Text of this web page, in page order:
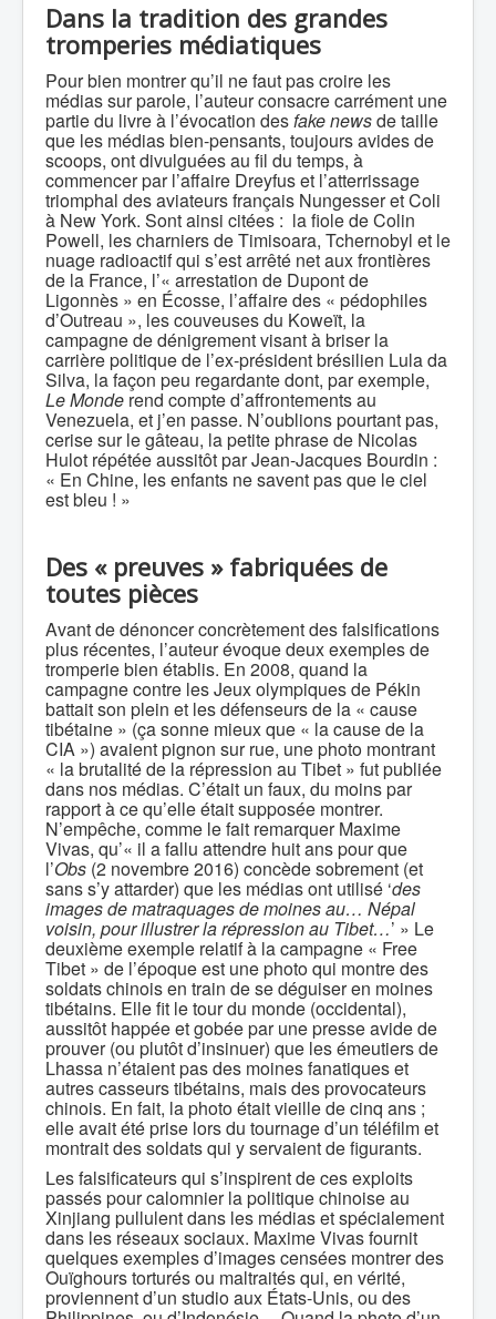
Dans la tradition des grandes
tromperies médiatiques
Pour bien montrer qu’il ne faut pas croire les
médias sur parole, l’auteur consacre carrément une
partie du livre à l’évocation desfake newsde taille
que les médias bien-pensants, toujours avides de
scoops, ont divulguées au fil du temps, à
commencer par l’affaire Dreyfus et l’atterrissage
triomphal des aviateurs français Nungesser et Coli
à New York. Sont ainsi citées : la fiole de Colin
Powell, les charniers de Timisoara, Tchernobyl et le
nuage radioactif qui s’est arrêté net aux frontières
de la France, l’« arrestation de Dupont de
Ligonnès » en Écosse, l’affaire des « pédophiles
d’Outreau », les couveuses du Koweït, la
campagne de dénigrement visant à briser la
carrière politique de l’ex-président brésilien Lula da
Silva, la façon peu regardante dont, par exemple,
Le Monde rend compte d’affrontements au
Venezuela, et j’en passe. N’oublions pourtant pas,
cerise sur le gâteau, la petite phrase de Nicolas
Hulot répétée aussitôt par Jean-Jacques Bourdin :
« En Chine, les enfants ne savent pas que le ciel
est bleu ! »
Des « preuves » fabriquées de
toutes pièces
Avant de dénoncer concrètement des falsifications
plus récentes, l’auteur évoque deux exemples de
tromperie bien établis. En 2008, quand la
campagne contre les Jeux olympiques de Pékin
battait son plein et les défenseurs de la « cause
tibétaine » (ça sonne mieux que « la cause de la
CIA ») avaient pignon sur rue, une photo montrant
« la brutalité de la répression au Tibet » fut publiée
dans nos médias. C’était un faux, du moins par
rapport à ce qu’elle était supposée montrer.
N’empêche, comme le fait remarquer Maxime
Vivas, qu’« il a fallu attendre huit ans pour que
l’Obs (2 novembre 2016) concède sobrement (et
sans s’y attarder) que les médias ont utilisé ‘des
images de matraquages de moines au… Népal
voisin, pour illustrer la répression au Tibet…’ » Le
deuxième exemple relatif à la campagne « Free
Tibet » de l’époque est une photo qui montre des
soldats chinois en train de se déguiser en moines
tibétains. Elle fit le tour du monde (occidental),
aussitôt happée et gobée par une presse avide de
prouver (ou plutôt d’insinuer) que les émeutiers de
Lhassa n’étaient pas des moines fanatiques et
autres casseurs tibétains, mais des provocateurs
chinois. En fait, la photo était vieille de cinq ans ;
elle avait été prise lors du tournage d’un téléfilm et
montrait des soldats qui y servaient de figurants.
Les falsificateurs qui s’inspirent de ces exploits
passés pour calomnier la politique chinoise au
Xinjiang pullulent dans les médias et spécialement
dans les réseaux sociaux. Maxime Vivas fournit
quelques exemples d’images censées montrer des
Ouïghours torturés ou maltraités qui, en vérité,
proviennent d’un studio aux États-Unis, ou des